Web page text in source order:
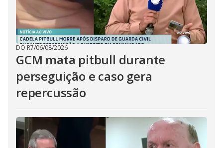
DO R7/06/08/2026
GCM mata pitbull durante
perseguição e caso gera
repercussão